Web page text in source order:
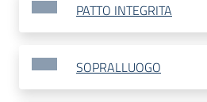
PATTO INTEGRITA
SOPRALLUOGO